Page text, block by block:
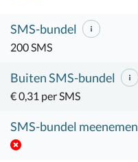
SMS-bundel
200 SMS
Buiten SMS-bundel
€ 0,31 per SMS
SMS-bundel meenemen